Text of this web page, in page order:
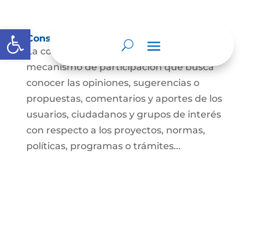
Abrir barra de herramientas
Consulta ciudadana
La consulta a la ciudadanía es un
mecanismo de participación que busca
conocer las opiniones, sugerencias o
propuestas, comentarios y aportes de los
usuarios, ciudadanos y grupos de interés
con respecto a los proyectos, normas,
políticas, programas o trámites...